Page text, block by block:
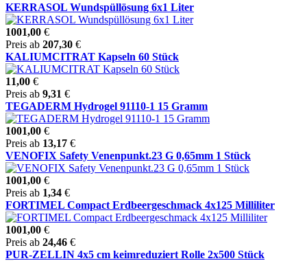
KERRASOL Wundspüllösung 6x1 Liter
1001,00 €
Preis ab 207,30 €
KALIUMCITRAT Kapseln 60 Stück
11,00 €
Preis ab 9,31 €
TEGADERM Hydrogel 91110-1 15 Gramm
1001,00 €
Preis ab 13,17 €
VENOFIX Safety Venenpunkt.23 G 0,65mm 1 Stück
1001,00 €
Preis ab 1,34 €
FORTIMEL Compact Erdbeergeschmack 4x125 Milliliter
1001,00 €
Preis ab 24,46 €
PUR-ZELLIN 4x5 cm keimreduziert Rolle 2x500 Stück